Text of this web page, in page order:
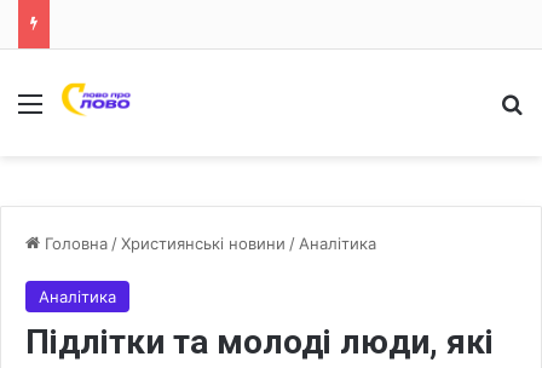
Меню
Головна /Християнські новини / Аналітика
Аналітика
Підлітки та молоді люди, які